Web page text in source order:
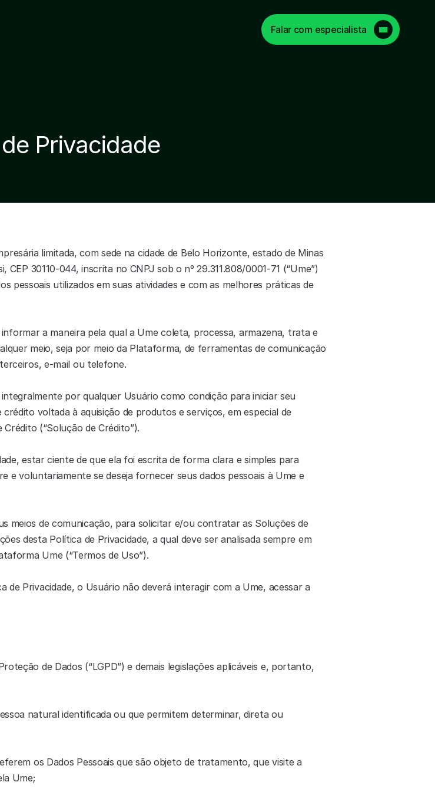
Falar com especialista
Privacidade
limitada, com sede na cidade de Belo Horizonte, estado de Minas
30110-044, inscrita no CNPJ sob o nº 29.311.808/0001-71 (“Ume”)
pessoais utilizados em suas atividades e com as melhores práticas de
a maneira pela qual a Ume coleta, processa, armazena, trata e
meio, seja por meio da Plataforma, de ferramentas de comunicação
e-mail ou telefone.
por qualquer Usuário como condição para iniciar seu
voltada à aquisição de produtos e serviços, em especial de
(“Solução de Crédito”).
estar ciente de que ela foi escrita de forma clara e simples para
e voluntariamente se deseja fornecer seus dados pessoais à Ume e
meios de comunicação, para solicitar e/ou contratar as Soluções de
desta Política de Privacidade, a qual deve ser analisada sempre em
Ume (“Termos de Uso”).
Privacidade, o Usuário não deverá interagir com a Ume, acessar a
de Dados (“LGPD”) e demais legislações aplicáveis e, portanto,
natural identificada ou que permitem determinar, direta ou
os Dados Pessoais que são objeto de tratamento, que visite a
Ume;